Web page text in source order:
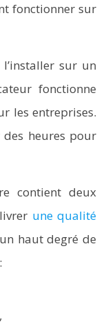
fonctionner sur
sur un
fonctionne
les entreprises.
heures pour
contient deux
une qualité
haut degré de